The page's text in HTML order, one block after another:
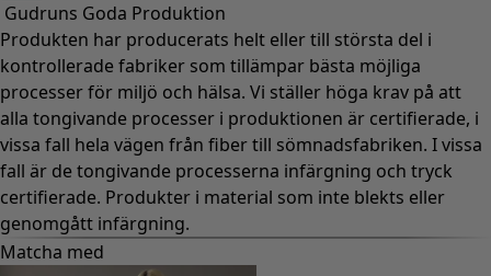
Gudruns Goda Produktion
Produkten har producerats helt eller till största del i
kontrollerade fabriker som tillämpar bästa möjliga
processer för miljö och hälsa. Vi ställer höga krav på att
alla tongivande processer i produktionen är certifierade, i
vissa fall hela vägen från fiber till sömnadsfabriken. I vissa
fall är de tongivande processerna infärgning och tryck
certifierade. Produkter i material som inte blekts eller
genomgått infärgning.
Matcha med